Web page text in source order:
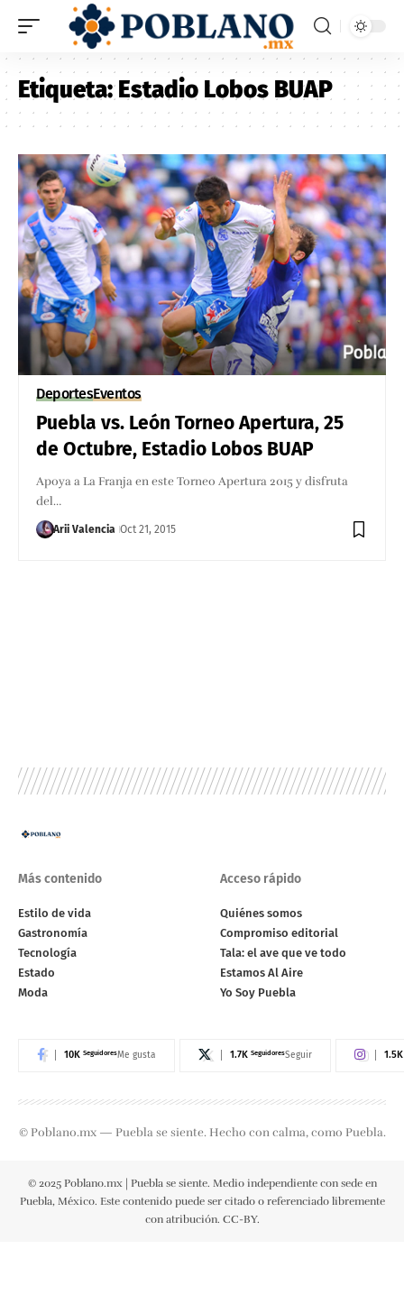
Etiqueta:Estadio Lobos BUAP
DeportesEventos
Puebla vs. León Torneo Apertura, 25
de Octubre, Estadio Lobos BUAP
Apoya a La Franja en este Torneo Apertura 2015 y disfruta
del…
Arii Valencia Oct 21, 2015
Más contenido
Estilo de vida
Gastronomía
Tecnología
Estado
Moda
Acceso rápido
Quiénes somos
Compromiso editorial
Tala: el ave que ve todo
Estamos Al Aire
Yo Soy Puebla
10K SeguidoresMe gusta 1.7K SeguidoresSeguir 1.5K
© Poblano.mx — Puebla se siente. Hecho con calma, como Puebla.
© 2025 Poblano.mx | Puebla se siente. Medio independiente con sede en
Puebla, México. Este contenido puede ser citado o referenciado libremente
con atribución. CC-BY.